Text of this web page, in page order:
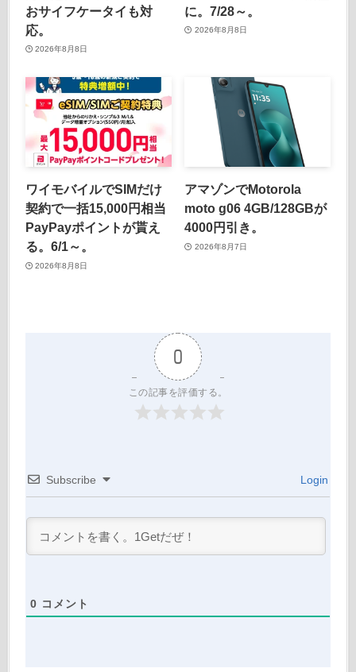
おサイフケータイも対
応。
2026年8月8日
に。7/28～。
2026年8月8日
ワイモバイルでSIMだけ
契約で一括15,000円相当
PayPayポイントが貰え
る。6/1～。
2026年8月8日
アマゾンでMotorola
moto g06 4GB/128GBが
4000円引き。
2026年8月7日
0
この記事を評価する。
Subscribe Login
0 コメント